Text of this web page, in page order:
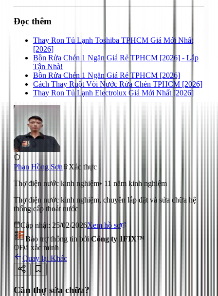
Đọc thêm
Thay Ron Tủ Lạnh Toshiba TPHCM Giá Mới Nhất
[2026]
Bồn Rửa Chén 1 Ngăn Giá Rẻ TPHCM [2026] - Lắp
Tận Nhà!
Bồn Rửa Chén 1 Ngăn Giá Rẻ TPHCM [2026]
Cách Thay Ruột Vòi Nước Rửa Chén TPHCM [2026]
Thay Ron Tủ Lạnh Electrolux Giá Mới Nhất [2026]
Phan Hồng Sơn
Xác thực
Thợ điện nước kinh nghiệm• 11 năm kinh nghiệm
Thợ điện nước kinh nghiệm, chuyên lắp đặt và sửa chữa hệ
thống cấp thoát nước
Cập nhật: 25/02/2026Xem hồ sơ
Bảo trợ thông tin bởi Công ty 1FIX™
Đã xác minh
Quay lại Khác
Cần thợ sửa chữa?